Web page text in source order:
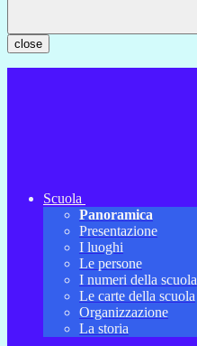
close
Scuola
Panoramica
Presentazione
I luoghi
Le persone
I numeri della scuola
Le carte della scuola
Organizzazione
La storia